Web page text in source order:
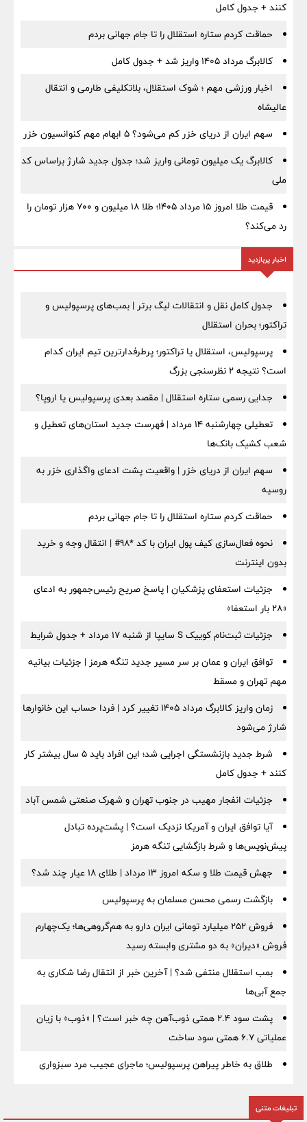
کنند + جدول کامل
حماقت کردم ستاره استقلال را تا جام جهانی بردم
کالابرگ مرداد ۱۴۰۵ واریز شد + جدول کامل
اخبار ورزشی مهم ؛ شوک استقلال، بلاتکلیفی طارمی و انتقال
عالیشاه
سهم ایران از دریای خزر کم می‌شود؟ ۵ ابهام مهم کنوانسیون خزر
کالابرگ یک میلیون تومانی واریز شد؛ جدول جدید شارژ براساس کد
ملی
قیمت طلا امروز ۱۵ مرداد ۱۴۰۵؛ طلا ۱۸ میلیون و ۷۰۰ هزار تومان را
رد می‌کند؟
اخبار پربازدید
جدول کامل نقل و انتقالات لیگ برتر | بمب‌های پرسپولیس و
تراکتور؛ بحران استقلال
پرسپولیس، استقلال یا تراکتور؛ پرطرفدارترین تیم ایران کدام
است؟ نتیجه ۲ نظرسنجی بزرگ
جدایی رسمی ستاره استقلال | مقصد بعدی پرسپولیس یا اروپا؟
تعطیلی چهارشنبه ۱۴ مرداد | فهرست جدید استان‌های تعطیل و
شعب کشیک بانک‌ها
سهم ایران از دریای خزر | واقعیت پشت ادعای واگذاری خزر به
روسیه
حماقت کردم ستاره استقلال را تا جام جهانی بردم
نحوه فعال‌سازی کیف پول ایران با کد *98# | انتقال وجه و خرید
بدون اینترنت
جزئیات استعفای پزشکیان | پاسخ صریح رئیس‌جمهور به ادعای
«۲۸ بار استعفا»
جزئیات ثبت‌نام کوییک S سایپا از شنبه ۱۷ مرداد + جدول شرایط
توافق ایران و عمان بر سر مسیر جدید تنگه هرمز | جزئیات بیانیه
مهم تهران و مسقط
زمان واریز کالابرگ مرداد ۱۴۰۵ تغییر کرد | فردا حساب این خانوارها
شارژ می‌شود
شرط جدید بازنشستگی اجرایی شد؛ این افراد باید ۵ سال بیشتر کار
کنند + جدول کامل
جزئیات انفجار مهیب در جنوب تهران و شهرک صنعتی شمس آباد
آیا توافق ایران و آمریکا نزدیک است؟ | پشت‌پرده تبادل
پیش‌نویس‌ها و شرط بازگشایی تنگه هرمز
جهش قیمت طلا و سکه امروز ۱۳ مرداد | طلای ۱۸ عیار چند شد؟
بازگشت رسمی محسن مسلمان به پرسپولیس
فروش ۲۵۲ میلیارد تومانی ایران دارو به هم‌گروهی‌ها؛ یک‌چهارم
فروش «دیران» به دو مشتری وابسته رسید
بمب استقلال منتفی شد؟ | آخرین خبر از انتقال رضا شکاری به
جمع آبی‌ها
پشت سود ۲.۴ همتی ذوب‌آهن چه خبر است؟ | «ذوب» با زیان
عملیاتی ۶.۷ همتی سود ساخت
طلاق به خاطر پیراهن پرسپولیس؛ ماجرای عجیب مرد سبزواری
تبلیغات متنی